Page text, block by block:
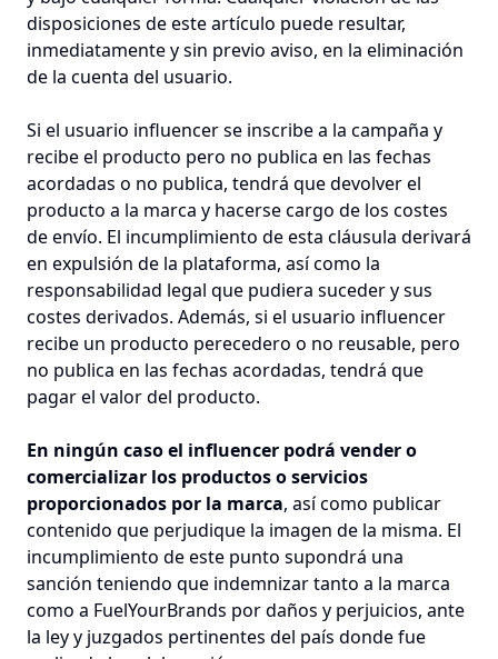
disposiciones de este artículo puede resultar,
inmediatamente y sin previo aviso, en la eliminación
de la cuenta del usuario.
Si el usuario influencer se inscribe a la campaña y
recibe el producto pero no publica en las fechas
acordadas o no publica, tendrá que devolver el
producto a la marca y hacerse cargo de los costes
de envío. El incumplimiento de esta cláusula derivará
en expulsión de la plataforma, así como la
responsabilidad legal que pudiera suceder y sus
costes derivados. Además, si el usuario influencer
recibe un producto perecedero o no reusable, pero
no publica en las fechas acordadas, tendrá que
pagar el valor del producto.
En ningún caso el influencer podrá vender o
comercializar los productos o servicios
proporcionados por la marca, así como publicar
contenido que perjudique la imagen de la misma. El
incumplimiento de este punto supondrá una
sanción teniendo que indemnizar tanto a la marca
como a FuelYourBrands por daños y perjuicios, ante
la ley y juzgados pertinentes del país donde fue